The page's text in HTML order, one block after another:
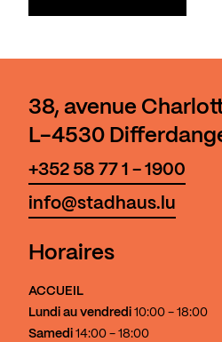
38, avenue
L-4530
+352 58 77 1 - 1900
info@stadhaus.lu
Horaires
ACCUEIL
Lundi au vendredi 10:00 - 18:00
Samedi 14:00 - 18:00